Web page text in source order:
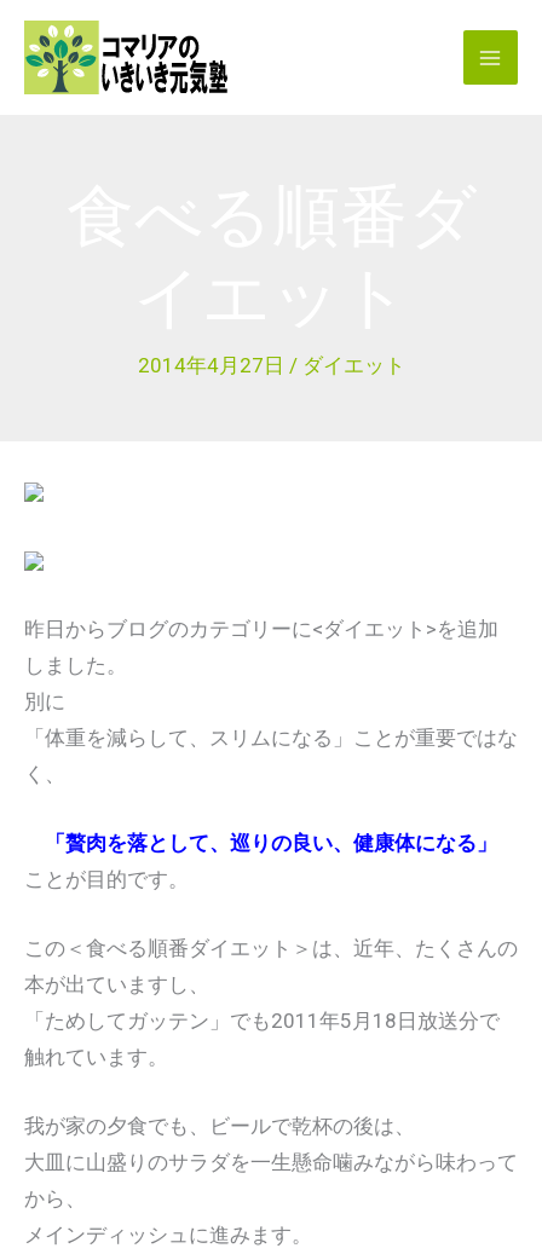
2014年4月27日 / ダイエット
昨日からブログのカテゴリーに<ダイエット>を追加
しました。
別に
「体重を減らして、スリムになる」ことが重要ではな
く、
「贅肉を落として、巡りの良い、健康体になる」
ことが目的です。
この＜食べる順番ダイエット＞は、近年、たくさんの
本が出ていますし、
「ためしてガッテン」でも2011年5月18日放送分で
触れています。
我が家の夕食でも、ビールで乾杯の後は、
大皿に山盛りのサラダを一生懸命噛みながら味わって
から、
メインディッシュに進みます。